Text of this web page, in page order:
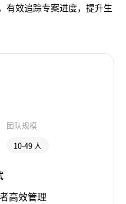
有效追踪专案进度，提升生
团队规模
10-49 人
高效管理